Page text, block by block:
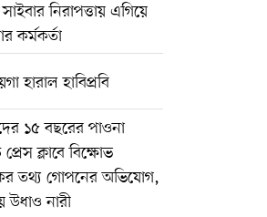
নিরাপত্তায় এগিয়ে
কর্মকর্তা
হারাল হাবিপ্রবি
১৫ বছরের পাওনা
ক্লাবে বিক্ষোভ
তথ্য গোপনের অভিযোগ,
উধাও নারী